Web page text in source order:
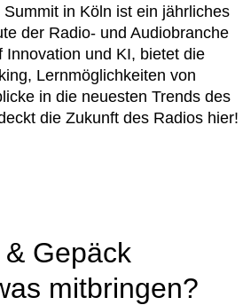
in Köln ist ein jährliches
der Radio- und Audiobranche
Innovation und KI, bietet die
Lernmöglichkeiten von
in die neuesten Trends des
die Zukunft des Radios hier!
Gepäck
mitbringen?